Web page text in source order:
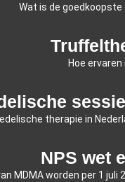
Wat is de
Hoe
therapie in
NPS wet
MDMA worden per 1